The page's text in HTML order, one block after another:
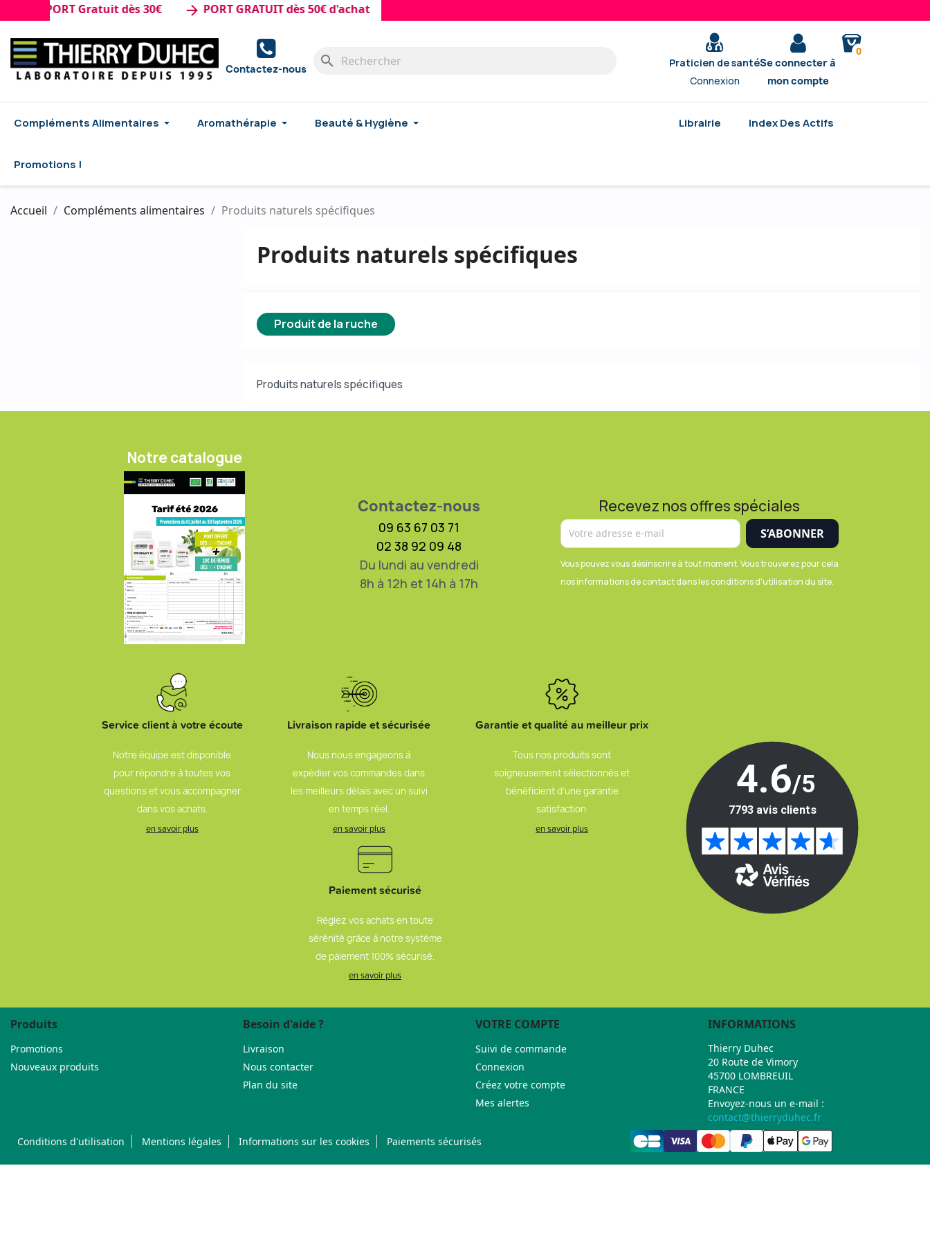
: PORT Gratuit dès 30€ arrow_forwardPORT GRATUIT dès 50€ d'achat
Contactez-nous search
Praticien de santé
Connexion
Se connecter à
mon compte
0
Compléments Alimentaires Aromathérapie Beauté & Hygiène Librairie Index Des Actifs
Promotions !
Accueil Compléments alimentaires Produits naturels spécifiques
Produits naturels spécifiques
Produit de la ruche
Produits naturels spécifiques
Notre catalogue
Contactez-nous
09 63 67 03 71
02 38 92 09 48
Du lundi au vendredi
8h à 12h et 14h à 17h
Recevez nos offres spéciales
Vous pouvez vous désinscrire à tout moment. Vous trouverez pour cela
nos informations de contact dans les conditions d'utilisation du site.
Service client à votre écoute
Notre équipe est disponible
pour répondre à toutes vos
questions et vous accompagner
dans vos achats.
en savoir plus
Livraison rapide et sécurisée
Nous nous engageons à
expédier vos commandes dans
les meilleurs délais avec un suivi
en temps réel.
en savoir plus
Garantie et qualité au meilleur prix
Tous nos produits sont
soigneusement sélectionnés et
bénéficient d’une garantie
satisfaction.
en savoir plus
Paiement sécurisé
Réglez vos achats en toute
sérénité grâce à notre système
de paiement 100% sécurisé.
en savoir plus
Produits
Promotions
Nouveaux produits
Besoin d'aide ?
Livraison
Nous contacter
Plan du site
VOTRE COMPTE
Suivi de commande
Connexion
Créez votre compte
Mes alertes
INFORMATIONS
Thierry Duhec
20 Route de Vimory
45700 LOMBREUIL
FRANCE
Envoyez-nous un e-mail :
contact@thierryduhec.fr
Conditions d'utilisation
Mentions légales Informations sur les cookies Paiements sécurisés